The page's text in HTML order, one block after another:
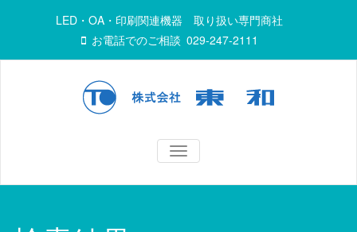
LED・OA・印刷関連機器 取り扱い専門商社
お電話でのご相談 029-247-2111
TOGGLE
NAVIGATION